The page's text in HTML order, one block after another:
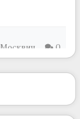
Москвич 0